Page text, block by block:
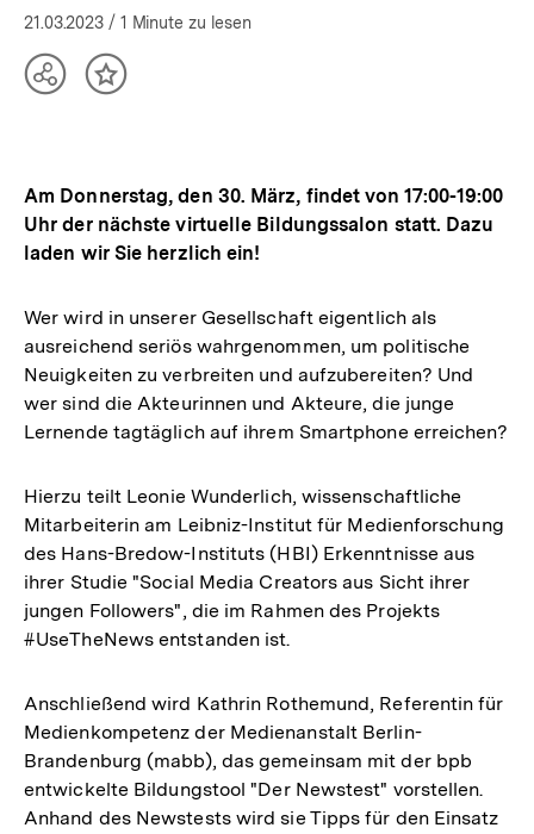
21.03.2023 / 1 Minute zu lesen
TeilenInhalt
Am Donnerstag, den 30. März, findet von 17:00-19:00
Uhr der nächste virtuelle Bildungssalon statt. Dazu
laden wir Sie herzlich ein!
Wer wird in unserer Gesellschaft eigentlich als
ausreichend seriös wahrgenommen, um politische
Neuigkeiten zu verbreiten und aufzubereiten? Und
wer sind die Akteurinnen und Akteure, die junge
Lernende tagtäglich auf ihrem Smartphone erreichen?
Hierzu teilt Leonie Wunderlich, wissenschaftliche
Mitarbeiterin am Leibniz-Institut für Medienforschung
des Hans-Bredow-Instituts (HBI) Erkenntnisse aus
ihrer Studie "Social Media Creators aus Sicht ihrer
jungen Followers", die im Rahmen des Projekts
#UseTheNews entstanden ist.
Anschließend wird Kathrin Rothemund, Referentin für
Medienkompetenz der Medienanstalt Berlin-
Brandenburg (mabb), das gemeinsam mit der bpb
entwickelte Bildungstool "Der Newstest" vorstellen.
Anhand des Newstests wird sie Tipps für den Einsatz